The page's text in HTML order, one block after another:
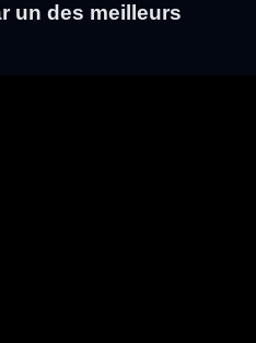
un des meilleurs